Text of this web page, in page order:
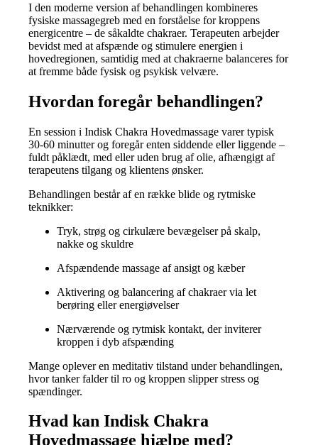
I den moderne version af behandlingen kombineres
fysiske massagegreb med en forståelse for kroppens
energicentre – de såkaldte chakraer. Terapeuten arbejder
bevidst med at afspænde og stimulere energien i
hovedregionen, samtidig med at chakraerne balanceres for
at fremme både fysisk og psykisk velvære.
Hvordan foregår behandlingen?
En session i Indisk Chakra Hovedmassage varer typisk
30-60 minutter og foregår enten siddende eller liggende –
fuldt påklædt, med eller uden brug af olie, afhængigt af
terapeutens tilgang og klientens ønsker.
Behandlingen består af en række blide og rytmiske
teknikker:
Tryk, strøg og cirkulære bevægelser på skalp,
nakke og skuldre
Afspændende massage af ansigt og kæber
Aktivering og balancering af chakraer via let
berøring eller energiøvelser
Nærværende og rytmisk kontakt, der inviterer
kroppen i dyb afspænding
Mange oplever en meditativ tilstand under behandlingen,
hvor tanker falder til ro og kroppen slipper stress og
spændinger.
Hvad kan Indisk Chakra
Hovedmassage hjælpe med?